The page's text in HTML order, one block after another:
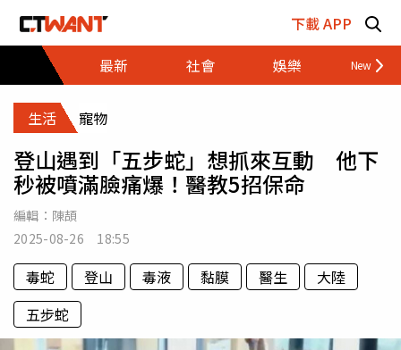
下載 APP
最新
社會 娛樂 財經
生活 寵物
登山遇到「五步蛇」想抓來互動 他下
秒被噴滿臉痛爆！醫教5招保命
編輯： 陳頡
2025-08-26 18:55
毒蛇 登山 毒液 黏膜 醫生
大陸
五步蛇